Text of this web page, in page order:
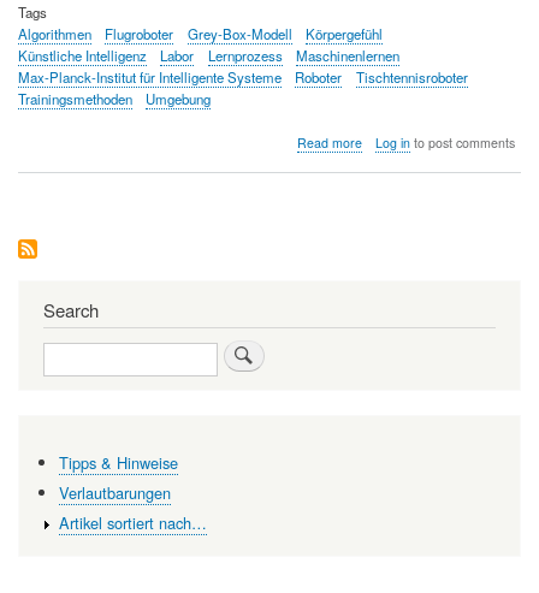
Tags
Algorithmen
Flugroboter Grey-Box-Modell
Körpergefühl
Künstliche Intelligenz
Labor Lernprozess
Maschinenlernen
Max-Planck-Institut für Intelligente Systeme
Roboter
Tischtennisroboter
Trainingsmethoden
Umgebung
Read moreabout
Log into post comments
Search
Search
Tipps & Hinweise
Verlautbarungen
Artikel sortiert nach…